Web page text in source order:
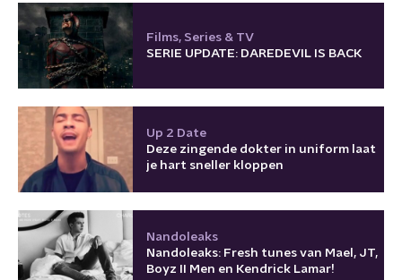
Films, Series & TV
SERIE UPDATE: DAREDEVIL IS BACK
Up 2 Date
Deze zingende dokter in uniform laat
je hart sneller kloppen
Nandoleaks
Nandoleaks: Fresh tunes van Mael, JT,
Boyz II Men en Kendrick Lamar!